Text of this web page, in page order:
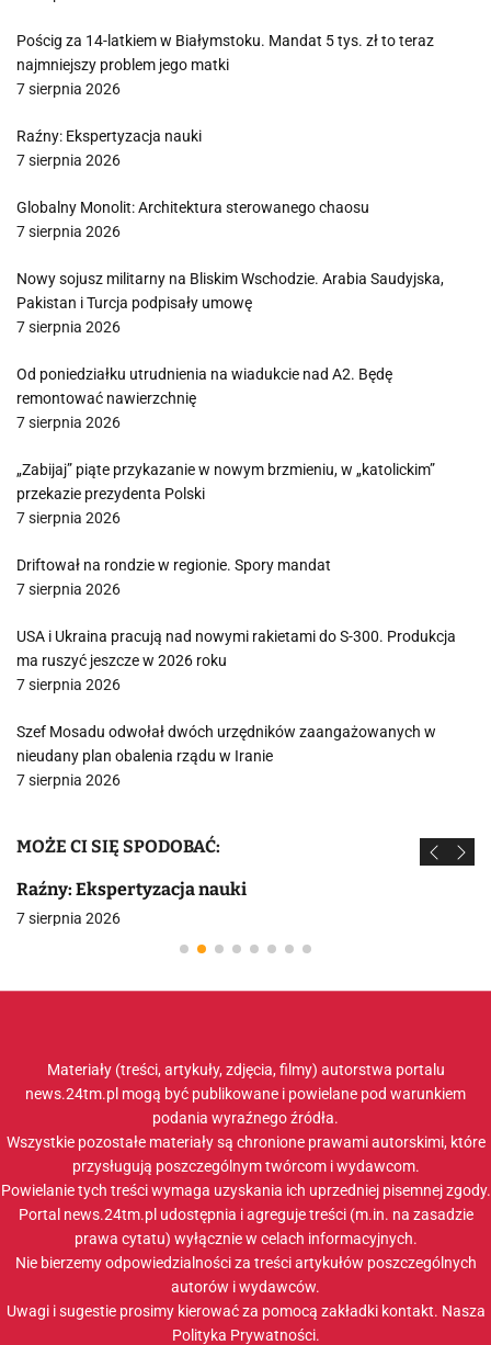
Pościg za 14-latkiem w Białymstoku. Mandat 5 tys. zł to teraz
najmniejszy problem jego matki
7 sierpnia 2026
Raźny: Ekspertyzacja nauki
7 sierpnia 2026
Globalny Monolit: Architektura sterowanego chaosu
7 sierpnia 2026
Nowy sojusz militarny na Bliskim Wschodzie. Arabia Saudyjska,
Pakistan i Turcja podpisały umowę
7 sierpnia 2026
Od poniedziałku utrudnienia na wiadukcie nad A2. Będę
remontować nawierzchnię
7 sierpnia 2026
„Zabijaj” piąte przykazanie w nowym brzmieniu, w „katolickim”
przekazie prezydenta Polski
7 sierpnia 2026
Driftował na rondzie w regionie. Spory mandat
7 sierpnia 2026
USA i Ukraina pracują nad nowymi rakietami do S-300. Produkcja
ma ruszyć jeszcze w 2026 roku
7 sierpnia 2026
Szef Mosadu odwołał dwóch urzędników zaangażowanych w
nieudany plan obalenia rządu w Iranie
7 sierpnia 2026
MOŻE CI SIĘ SPODOBAĆ:
Raźny: Ekspertyzacja nauki
7 sierpnia 2026
Materiały (treści, artykuły, zdjęcia, filmy) autorstwa portalu
news.24tm.pl mogą być publikowane i powielane pod warunkiem
podania wyraźnego źródła.
Wszystkie pozostałe materiały są chronione prawami autorskimi, które
przysługują poszczególnym twórcom i wydawcom.
Powielanie tych treści wymaga uzyskania ich uprzedniej pisemnej zgody.
Portal news.24tm.pl udostępnia i agreguje treści (m.in. na zasadzie
prawa cytatu) wyłącznie w celach informacyjnych.
Nie bierzemy odpowiedzialności za treści artykułów poszczególnych
autorów i wydawców.
Uwagi i sugestie prosimy kierować za pomocą zakładki kontakt. Nasza
Polityka Prywatności.